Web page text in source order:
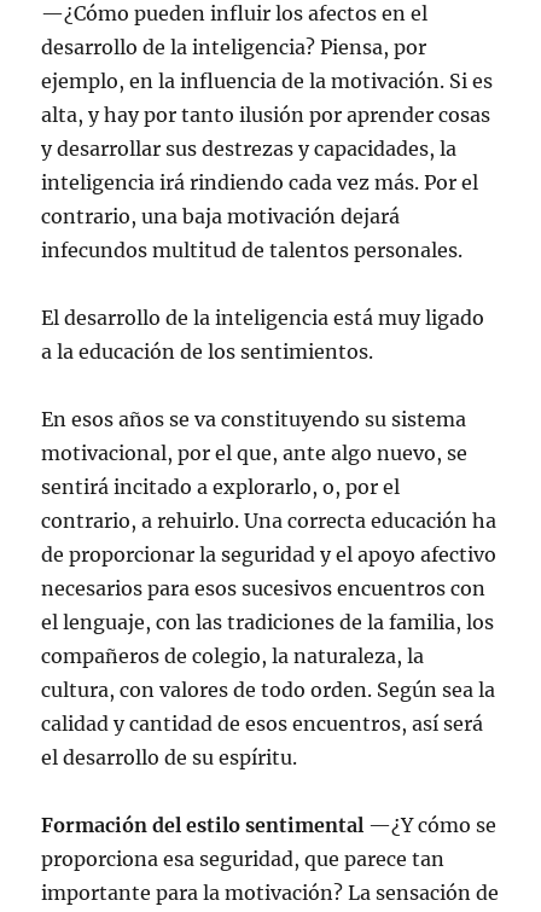
—¿Cómo pueden influir los afectos en el
desarrollo de la inteligencia? Piensa, por
ejemplo, en la influencia de la motivación. Si es
alta, y hay por tanto ilusión por aprender cosas
y desarrollar sus destrezas y capacidades, la
inteligencia irá rindiendo cada vez más. Por el
contrario, una baja motivación dejará
infecundos multitud de talentos personales.
El desarrollo de la inteligencia está muy ligado
a la educación de los sentimientos.
En esos años se va constituyendo su sistema
motivacional, por el que, ante algo nuevo, se
sentirá incitado a explorarlo, o, por el
contrario, a rehuirlo. Una correcta educación ha
de proporcionar la seguridad y el apoyo afectivo
necesarios para esos sucesivos encuentros con
el lenguaje, con las tradiciones de la familia, los
compañeros de colegio, la naturaleza, la
cultura, con valores de todo orden. Según sea la
calidad y cantidad de esos encuentros, así será
el desarrollo de su espíritu.
Formación del estilo sentimental —¿Y cómo se
proporciona esa seguridad, que parece tan
importante para la motivación? La sensación de